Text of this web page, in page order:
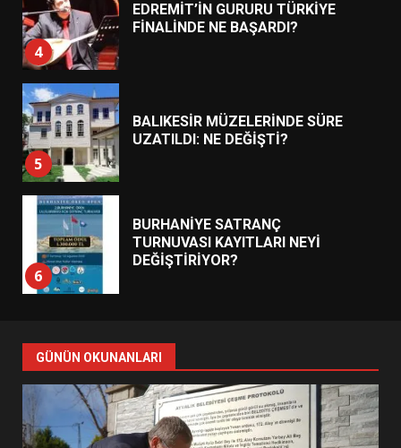
5
6
BURHANİYE SATRANÇ
BURHANİYE BELEDİYESPOR’DA
1
HAREKETE GEÇİYOR: GÖZLER
BULUŞMADA
GÜNÜN OKUNANLARI